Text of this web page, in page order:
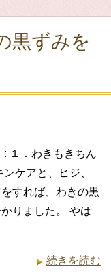
黒ずみを
１．わきもきちん
ケアと、ヒジ、
すれば、わきの黒
りました。 やは
続きを読む